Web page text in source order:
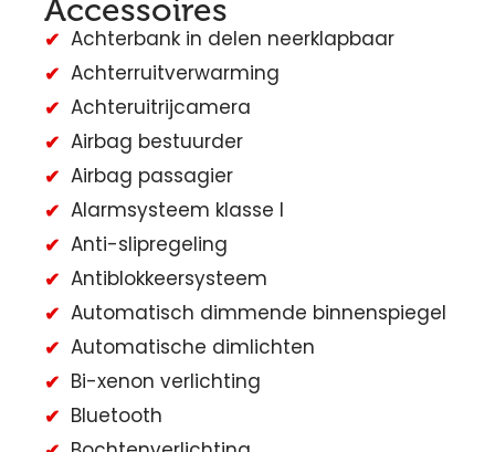
Accessoires
Achterbank in delen neerklapbaar
Achterruitverwarming
Achteruitrijcamera
Airbag bestuurder
Airbag passagier
Alarmsysteem klasse I
Anti-slipregeling
Antiblokkeersysteem
Automatisch dimmende binnenspiegel
Automatische dimlichten
Bi-xenon verlichting
Bluetooth